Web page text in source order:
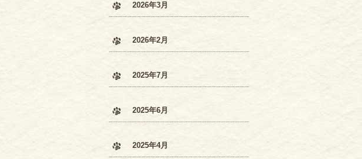
2026年3月
2026年2月
2025年7月
2025年6月
2025年4月